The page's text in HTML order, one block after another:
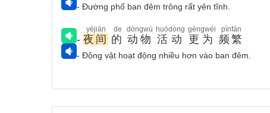
- Đường phố ban đêm trông rất yên tĩnh.
- 夜间
yèjiān
的
de
动物
dòngwù
活动
huódòng
更为
gèngwéi
频繁
pínfán
- Động vật hoạt động nhiều hơn vào ban đêm.